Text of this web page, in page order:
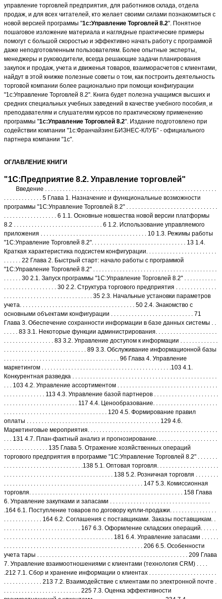
управление торговлей предприятия, для работников склада, отдела
продаж, и для всех читателей, кто желает своими силами познакомиться с
новой версией программы "1с:Управление Торговлей 8.2". Понятное
пошаговое изложение материала и наглядные практические примеры
помогут с большой скоростью и эффективно начать работу с программой
даже неподготовленным пользователям. Более опытные эксперты,
менеджеры и руководители, всегда решающие задачи планирования
закупок и продаж, учета и движенья товаров, взаиморасчетов с клиентами,
найдут в этой книжке полезные советы о том, как построить деятельность
торговой компании более рационально при помощи конфигурации
"1с:Управление Торговлей 8.2". Книга будет полезна учащимся высших и
средних специальных учебных заведений в качестве учебного пособия, и
преподавателям и слушателям курсов по практическому применению
программы "1с:Управление Торговлей 8.2". Издание подготовлено при
содействии компании "1с:Франчайзинг.БИЗНЕС-КЛУБ" - официального
партнера компании "1с".
ОГЛАВЛЕНИЕ КНИГИ
"1С:Предприятие 8.2. Управление торговлей"
Введение . . . . . . . . . . . . . . . . . . . . . . . . . . . . . . . . . . . . . . . . . . . . . . . . . . . . . . . . . .
. . . . . . . . . . . . . 5 Глава 1. Назначение и функциональные возможности
программы "1С:Управление Торговлей 8.2" . . . . . . . . . . . . . . . . . . . . . . . . . . . . . . .
. . . . . . . . . . . . . . . . . . 6 1.1. Основные новшества новой версии платформы
8.2 . . . . . . . . . . . . . . . . . . . . . . . . . . . . . . 6 1.2. Использование управляемого
приложения . . . . . . . . . . . . . . . . . . . . . . . . . . . . . . . . . . . . 10 1.3. Режимы работы
"1С:Управление Торговлей 8.2". . . . . . . . . . . . . . . . . . . . . . . . . . . . . . . . 13 1.4.
Краткая характеристика подсистем конфигурации. . . . . . . . . . . . . . . . . . . . . . . .
. . . . . . 22 Глава 2. Быстрый старт: начало работы с программой
"1С:Управление Торговлей 8.2" . . . . . . . . . . . . . . . . . . . . . . . . . . . . . . . . . . . . . . . . . .
. . . . . . 30 2.1. Запуск программы "1С:Управление Торговлей 8.2" . . . . . . . . . . .
. . . . . . . . . . . . . . . . . . 30 2.2. Структура торгового предприятия . . . . . . . . . . . . . .
. . . . . . . . . . . . . . . . . . . . . . . . . . . . . . 35 2.3. Начальные установки параметров
учета. . . . . . . . . . . . . . . . . . . . . . . . . . . . . . . . . . . . . . . 50 2.4. Знакомство с
основными объектами конфигурации . . . . . . . . . . . . . . . . . . . . . . . . . . . . 71
Глава 3. Обеспечение сохранности информации в базе данных системы . .
. . . . . 83 3.1. Некоторые функции администрирования. . . . . . . . . . . . . . . . . . . . .
. . . . . . . . . . . . . . . . . 83 3.2. Управление доступом к информации . . . . . . . . . . . . .
. . . . . . . . . . . . . . . . . . . . . . . . . . . . 89 3.3. Обслуживание информационной базы
. . . . . . . . . . . . . . . . . . . . . . . . . . . . . . . . . . . . . . . 96 Глава 4. Управление
маркетингом . . . . . . . . . . . . . . . . . . . . . . . . . . . . . . . . . . . . . . . . . . . .103 4.1.
Конкурентная разведка . . . . . . . . . . . . . . . . . . . . . . . . . . . . . . . . . . . . . . . . . . . . . . . . .
. . . 103 4.2. Управление ассортиментом . . . . . . . . . . . . . . . . . . . . . . . . . . . . . . . . . .
. . . . . . . . . . . . . . 113 4.3. Управление базой партнеров . . . . . . . . . . . . . . . . . . . . . .
. . . . . . . . . . . . . . . . . . . . . . . . . 117 4.4. Ценообразование. . . . . . . . . . . . . . . . . . . . . .
. . . . . . . . . . . . . . . . . . . . . . . . . . . . . . . . . . . 120 4.5. Формирование правил
оплаты . . . . . . . . . . . . . . . . . . . . . . . . . . . . . . . . . . . . . . . . . . . . . 129 4.6.
Маркетинговые мероприятия. . . . . . . . . . . . . . . . . . . . . . . . . . . . . . . . . . . . . . . . . . . .
. . . 131 4.7. План-фактный анализ и прогнозирование. . . . . . . . . . . . . . . . . . . . .
. . . . . . . . . . . . . . . 135 Глава 5. Отражение хозяйственных операций
торгового предприятия в программе "1С:Управление Торговлей 8.2" . . . . . . .
. . . . . . . . . . . . . . . . . . . . . . . . . . .138 5.1. Оптовая торговля. . . . . . . . . . . . . . . . . . . . .
. . . . . . . . . . . . . . . . . . . . . . . . . . . . . . . . . . . . . 138 5.2. Розничная торговля . . . . . . . .
. . . . . . . . . . . . . . . . . . . . . . . . . . . . . . . . . . . . . . . . . . . . . . . 147 5.3. Комиссионная
торговля. . . . . . . . . . . . . . . . . . . . . . . . . . . . . . . . . . . . . . . . . . . . . . . . . . . . 158 Глава
6. Управление закупками и запасами . . . . . . . . . . . . . . . . . . . . . . . . . . . . . . . . . .
.164 6.1. Поступление товаров по договору купли-продажи. . . . . . . . . . . . . . . .
. . . . . . . . . . . . . 164 6.2. Соглашения с поставщиками. Заказы поставщикам. .
. . . . . . . . . . . . . . . . . . . . . . . . . . 167 6.3. Оформление складских операций. . . . . .
. . . . . . . . . . . . . . . . . . . . . . . . . . . . . . . . . . . . . 181 6.4. Управление запасами . . . . . .
. . . . . . . . . . . . . . . . . . . . . . . . . . . . . . . . . . . . . . . . . . . . . . . 206 6.5. Особенности
учета тары . . . . . . . . . . . . . . . . . . . . . . . . . . . . . . . . . . . . . . . . . . . . . . . . . . . 209 Глава
7. Управление взаимоотношениями с клиентами (технология CRM) . . . .
.212 7.1. Сбор и хранение информации о клиентах . . . . . . . . . . . . . . . . . . . . . . .
. . . . . . . . . . . . . 213 7.2. Взаимодействие с клиентами по электронной почте .
. . . . . . . . . . . . . . . . . . . . . . . . . . 225 7.3. Оценка эффективности